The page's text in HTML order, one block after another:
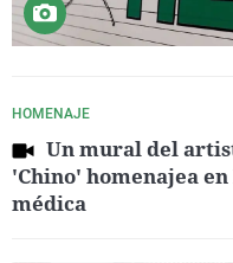
HOMENAJE
Un mural del
'Chino' homenajea
médica